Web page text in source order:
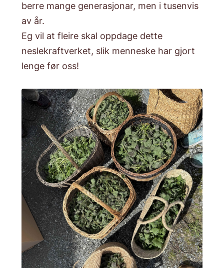
berre mange generasjonar, men i tusenvis
av år.
Eg vil at fleire skal oppdage dette
neslekraftverket, slik menneske har gjort
lenge før oss!